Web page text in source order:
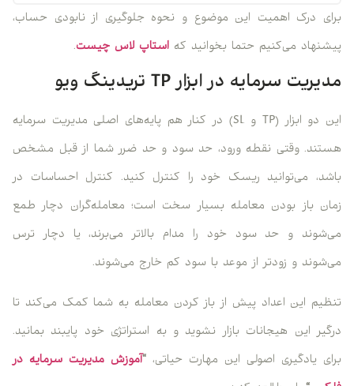
برای درک اهمیت این موضوع و نحوه جلوگیری از نابودی حساب،
پیشنهاد می‌کنیم حتما بخوانید که استاپ لاس چیست.
مدیریت سرمایه در ابزار TP تریدینگ ویو
این دو ابزار (TP و SL) در کنار هم پایه‌های اصلی مدیریت سرمایه
هستند. وقتی نقطه ورود، حد سود و حد ضرر شما از قبل مشخص
باشد، می‌توانید ریسک خود را کنترل کنید. کنترل احساسات در
زمان باز بودن معامله بسیار سخت است؛ معامله‌گران دچار طمع
می‌شوند و حد سود خود را مدام بالاتر می‌برند، یا دچار ترس
می‌شوند و زودتر از موعد با سود کم خارج می‌شوند.
تنظیم این اعداد پیش از باز کردن معامله به شما کمک می‌کند تا
درگیر این هیجانات بازار نشوید و به استراتژی خود پایبند بمانید.
برای یادگیری اصولی این مهارت حیاتی، “آموزش مدیریت سرمایه در